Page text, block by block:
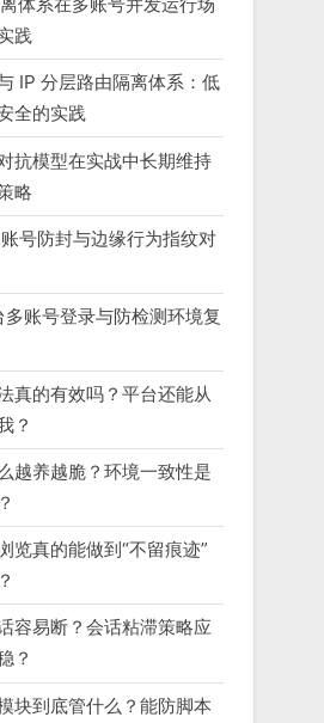
践
IP 分层路由隔离体系：低
全的实践
抗模型在实战中长期维持
略
号防封与边缘行为指纹对
账号登录与防检测环境复
真的有效吗？平台还能从
？
越养越脆？环境一致性是
览真的能做到“不留痕迹”
容易断？会话粘滞策略应
？
块到底管什么？能防脚本